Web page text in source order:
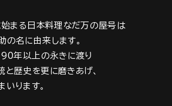
まる日本料理なだ万の屋号は
名に由来します。
年以上の永きに渡り
歴史を更に磨きあげ、
ります。